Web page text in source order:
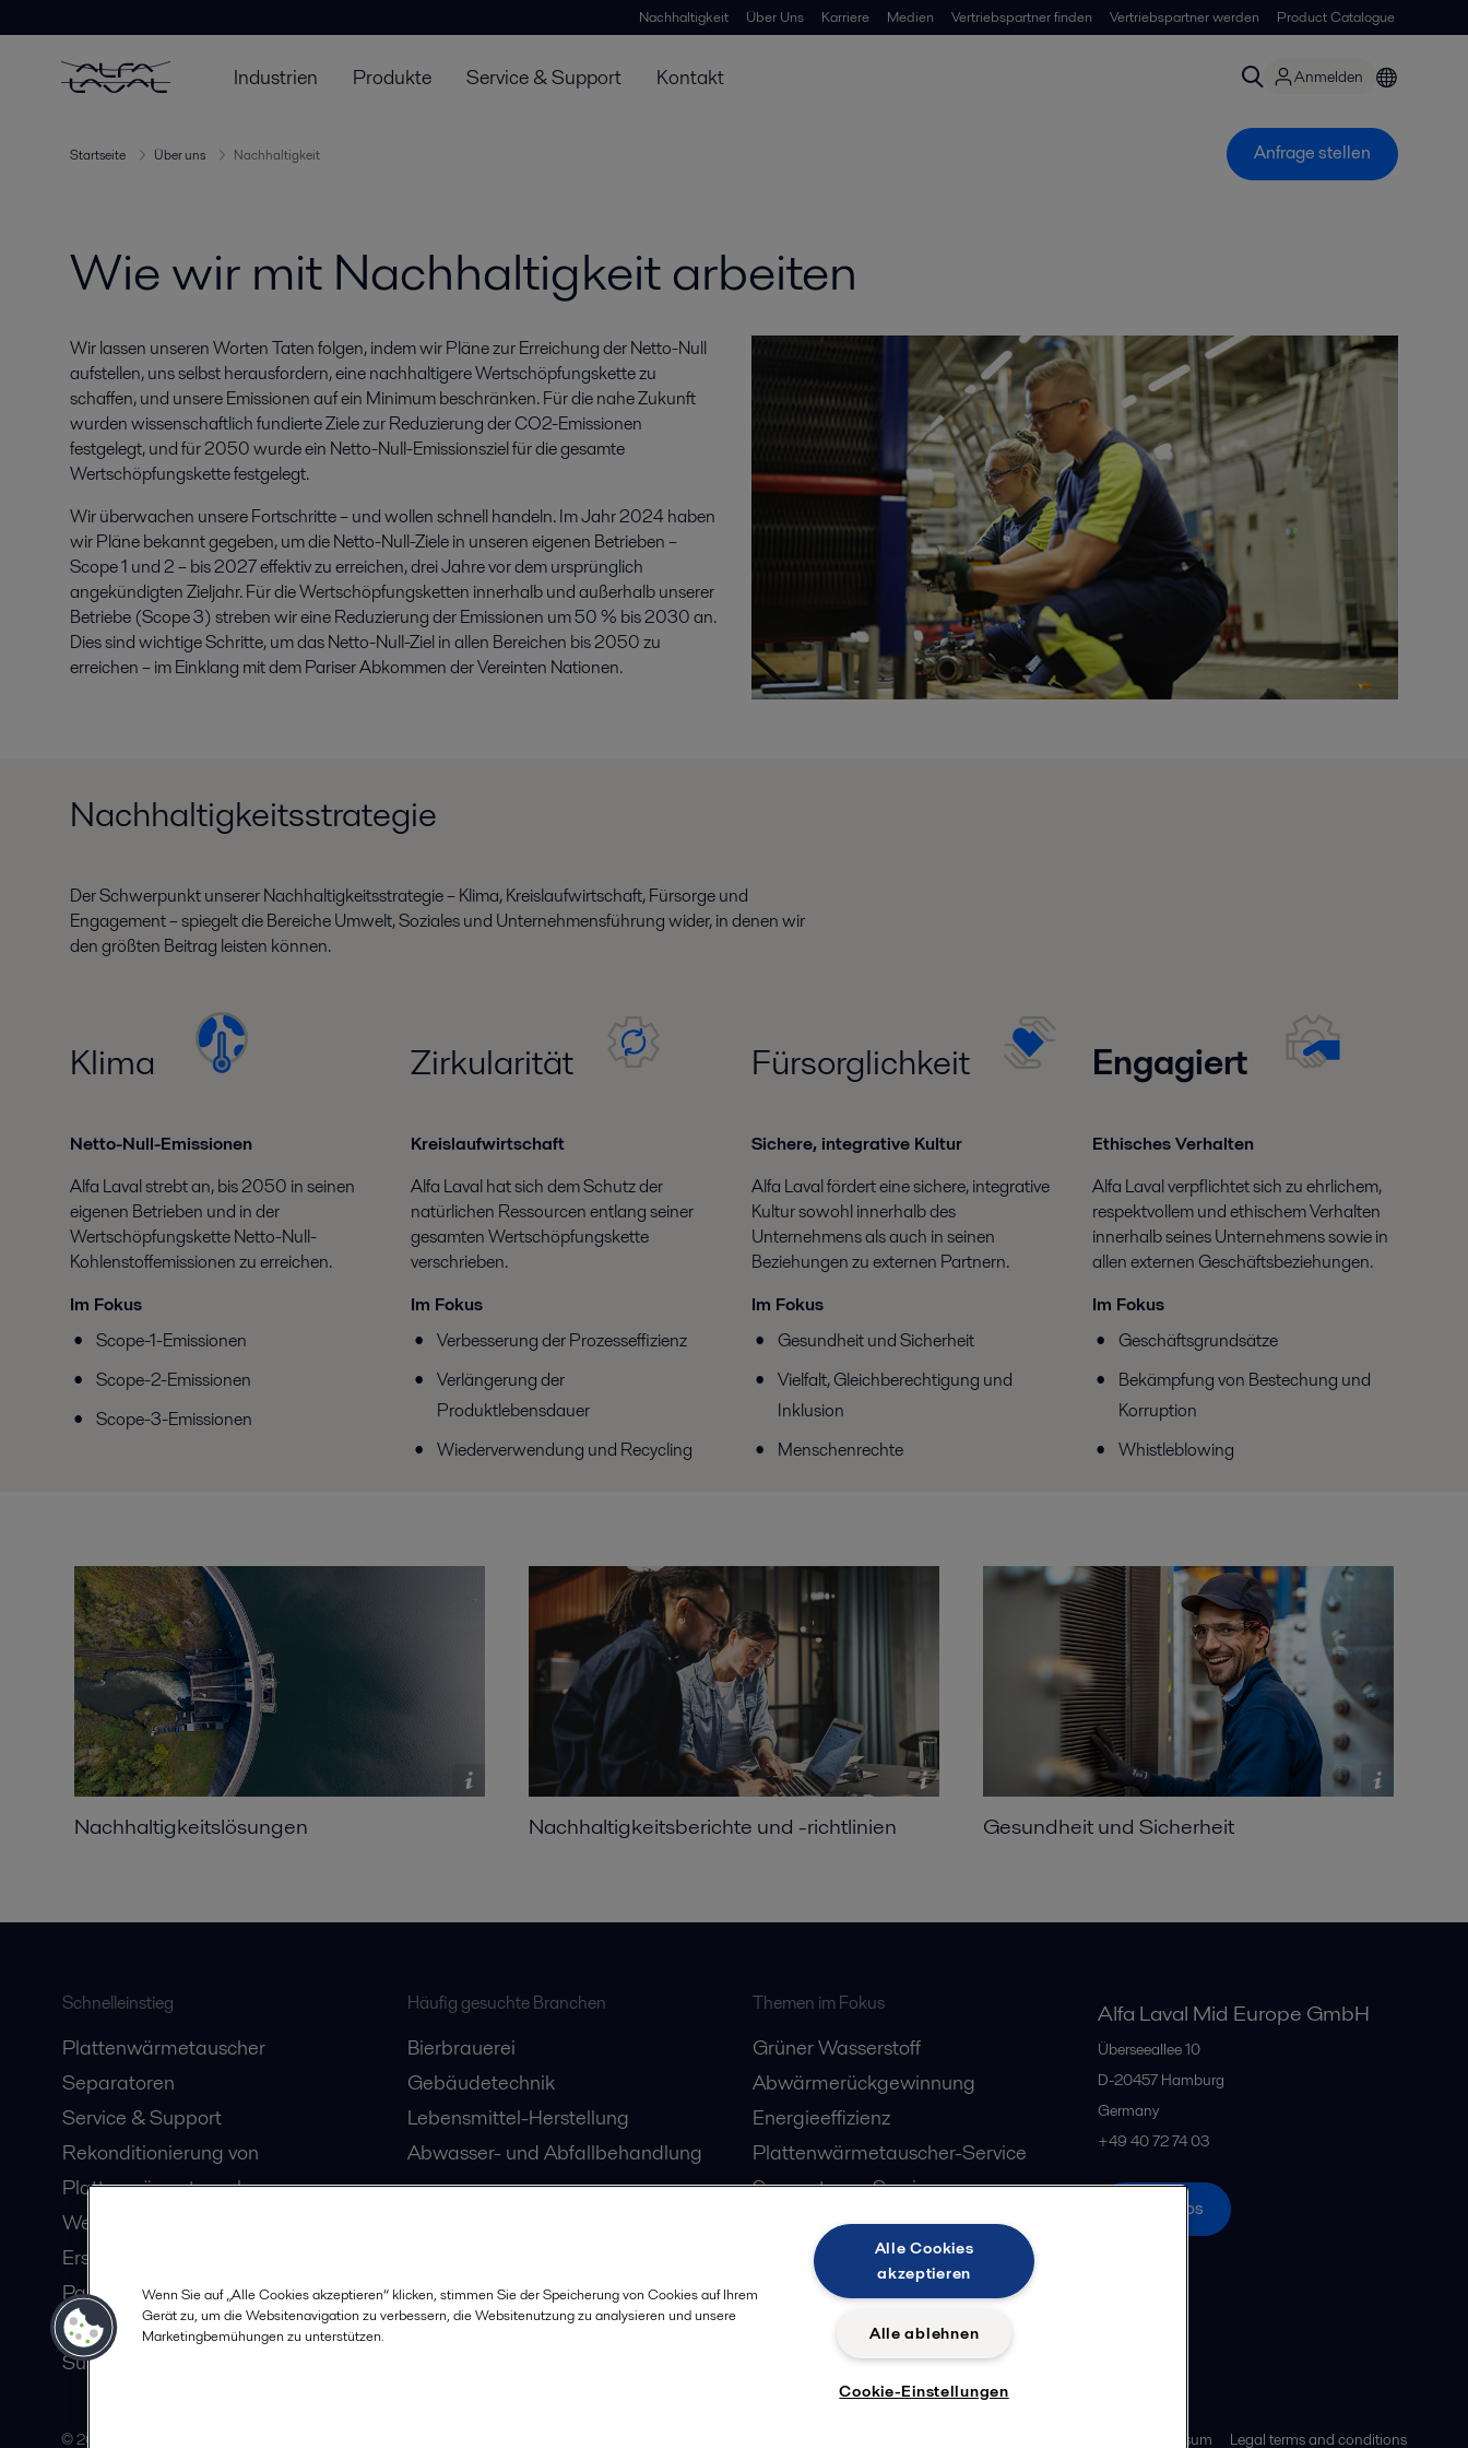
Nachhaltigkeit Über Uns Karriere Medien Vertriebspartner finden Vertriebspartner werden Product Catalogue
Industrien Produkte Service & Support Kontakt Anmelden
Startseite Über uns Nachhaltigkeit Anfrage stellen
Wie wir mit Nachhaltigkeit arbeiten
Wir lassen unseren Worten Taten folgen, indem wir Pläne zur Erreichung der Netto-Null
aufstellen, uns selbst herausfordern, eine nachhaltigere Wertschöpfungskette zu
schaffen, und unsere Emissionen auf ein Minimum beschränken. Für die nahe Zukunft
wurden wissenschaftlich fundierte Ziele zur Reduzierung der CO2-Emissionen
festgelegt, und für 2050 wurde ein Netto-Null-Emissionsziel für die gesamte
Wertschöpfungskette festgelegt.
Wir überwachen unsere Fortschritte – und wollen schnell handeln. Im Jahr 2024 haben
wir Pläne bekannt gegeben, um die Netto-Null-Ziele in unseren eigenen Betrieben –
Scope 1 und 2 – bis 2027 effektiv zu erreichen, drei Jahre vor dem ursprünglich
angekündigten Zieljahr. Für die Wertschöpfungsketten innerhalb und außerhalb unserer
Betriebe (Scope 3) streben wir eine Reduzierung der Emissionen um 50 % bis 2030 an.
Dies sind wichtige Schritte, um das Netto-Null-Ziel in allen Bereichen bis 2050 zu
erreichen – im Einklang mit dem Pariser Abkommen der Vereinten Nationen.
Nachhaltigkeitsstrategie
Der Schwerpunkt unserer Nachhaltigkeitsstrategie – Klima, Kreislaufwirtschaft, Fürsorge und
Engagement – spiegelt die Bereiche Umwelt, Soziales und Unternehmensführung wider, in denen wir
den größten Beitrag leisten können.
Klima
Netto-Null-Emissionen
Alfa Laval strebt an, bis 2050 in seinen
eigenen Betrieben und in der
Wertschöpfungskette Netto-Null-
Kohlenstoffemissionen zu erreichen.
Im Fokus
Scope-1-Emissionen
Scope-2-Emissionen
Scope-3-Emissionen
Zirkularität
Kreislaufwirtschaft
Alfa Laval hat sich dem Schutz der
natürlichen Ressourcen entlang seiner
gesamten Wertschöpfungskette
verschrieben.
Im Fokus
Verbesserung der Prozesseffizienz
Verlängerung der
Produktlebensdauer
Wiederverwendung und Recycling
Fürsorglichkeit
Sichere, integrative Kultur
Alfa Laval fördert eine sichere, integrative
Kultur sowohl innerhalb des
Unternehmens als auch in seinen
Beziehungen zu externen Partnern.
Im Fokus
Gesundheit und Sicherheit
Vielfalt, Gleichberechtigung und
Inklusion
Menschenrechte
Engagiert
Ethisches Verhalten
Alfa Laval verpflichtet sich zu ehrlichem,
respektvollem und ethischem Verhalten
innerhalb seines Unternehmens sowie in
allen externen Geschäftsbeziehungen.
Im Fokus
Geschäftsgrundsätze
Bekämpfung von Bestechung und
Korruption
Whistleblowing
Nachhaltigkeitslösungen Nachhaltigkeitsberichte und -richtlinien Gesundheit und Sicherheit
Schnelleinstieg
Plattenwärmetauscher
Separatoren
Service & Support
Rekonditionierung von
Plattenwärmetauschern
Webinare
Ersatzteile
Partner in Ihrer Nähe
Karriere
Sustainability
Häufig gesuchte Branchen
Bierbrauerei
Gebäudetechnik
Lebensmittel-Herstellung
Abwasser- und Abfallbehandlung
Themen im Fokus
Grüner Wasserstoff
Abwärmerückgewinnung
Energieeffizienz
Plattenwärmetauscher-Service
Separatoren-Service
Alfa Laval Mid Europe GmbH
Überseeallee 10
D-20457 Hamburg
Germany
+49 40 72 74 03
Alle Büros
© 2015-2026, ALFA LAVAL Impressum Legal terms and conditions
Wenn Sie auf „Alle Cookies akzeptieren“ klicken, stimmen Sie der Speicherung von Cookies auf Ihrem
Gerät zu, um die Websitenavigation zu verbessern, die Websitenutzung zu analysieren und unsere
Marketingbemühungen zu unterstützen.
Alle Cookies
akzeptieren
Alle ablehnen
Cookie-Einstellungen